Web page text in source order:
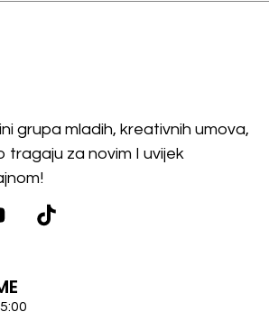
grupa mladih, kreativnih umova,
tragaju za novim I uvijek